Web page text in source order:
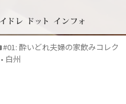
#01: 酔いどれ夫婦の家飲みコレク
州